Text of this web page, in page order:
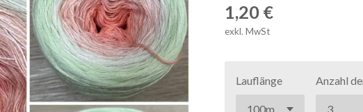
1,20 €
exkl. MwSt
Lauflänge Anzahl